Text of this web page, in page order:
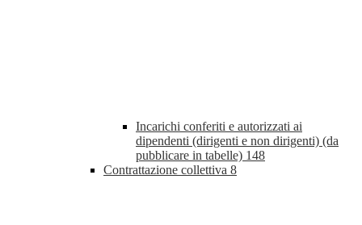
Incarichi conferiti e autorizzati ai
dipendenti (dirigenti e non dirigenti) (da
pubblicare in tabelle) 148
Contrattazione collettiva 8